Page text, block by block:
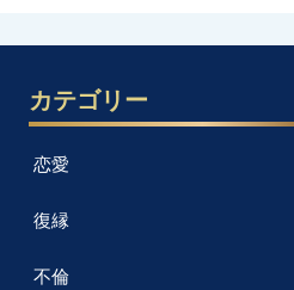
カテゴリー
恋愛
復縁
不倫